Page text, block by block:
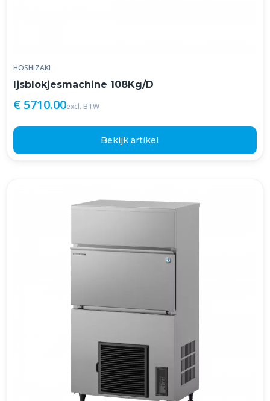
HOSHIZAKI
Ijsblokjesmachine 108Kg/D
€ 5710.00excl. BTW
Bekijk artikel